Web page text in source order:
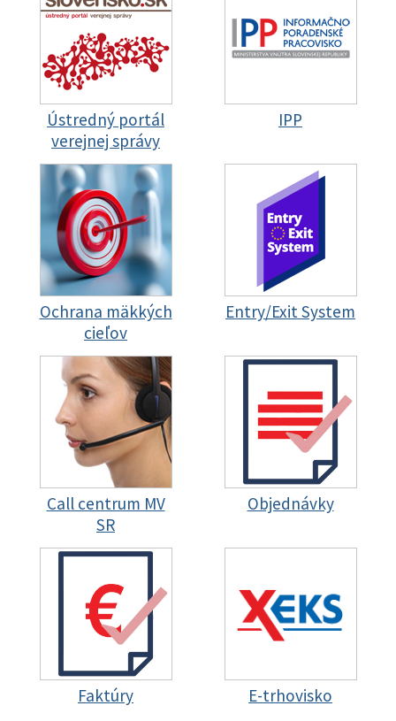
Ústredný portál
verejnej správy
IPP
Ochrana mäkkých
cieľov
Entry/Exit System
Call centrum MV
SR
Objednávky
Faktúry E-trhovisko